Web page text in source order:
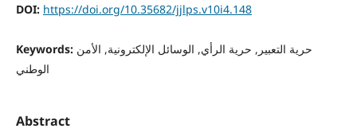
DOI: https://doi.org/10.35682/jjlps.v10i4.148
Keywords: حرية التعبير, حرية الرأي, الوسائل الإلكترونية, الأمن
الوطني
Abstract